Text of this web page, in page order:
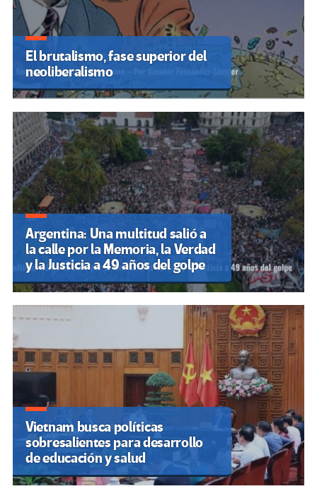
El brutalismo, fase superior del
neoliberalismo
Argentina: Una multitud salió a
la calle por la Memoria, la Verdad
y la Justicia a 49 años del golpe
Vietnam busca políticas
sobresalientes para desarrollo
de educación y salud